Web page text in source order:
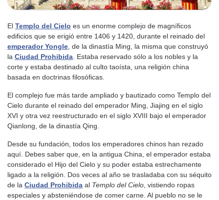
El Templo del Cielo es un enorme complejo de magníficos
edificios que se erigió entre 1406 y 1420, durante el reinado del
emperadorYongle , de la dinastía Ming, la misma que construyó
la Ciudad Prohibida . Estaba reservado sólo a los nobles y la
corte y estaba destinado al culto taoísta, una religión china
basada en doctrinas filosóficas.
El complejo fue más tarde ampliado y bautizado como Templo del
Cielo durante el reinado del emperador Ming, Jiajing en el siglo
XVI y otra vez reestructurado en el siglo XVIII bajo el emperador
Qianlong, de la dinastía Qing.
Desde su fundación, todos los emperadores chinos han rezado
aquí. Debes saber que, en la antigua China, el emperador estaba
considerado el Hijo del Cielo y su poder estaba estrechamente
ligado a la religión. Dos veces al año se trasladaba con su séquito
de la Ciudad Prohibida al Templo del Cielo , vistiendo ropas
especiales y absteniéndose de comer carne. Al pueblo no se le